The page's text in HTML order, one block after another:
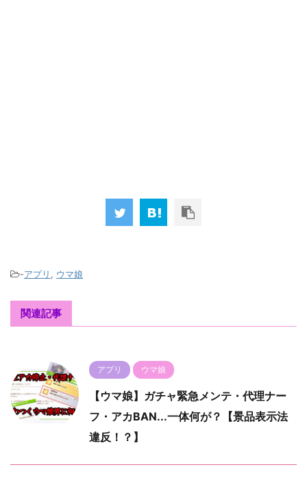
-アプリ , ウマ娘
関連記事
アプリ ウマ娘
【ウマ娘】ガチャ緊急メンテ・代理ナー
フ・アカBAN...一体何が？【景品表示法
違反！？】